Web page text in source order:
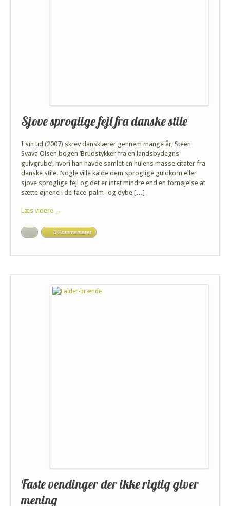
Sjove sproglige fejl fra danske stile
I sin tid (2007) skrev dansklærer gennem mange år, Steen
Svava Olsen bogen ’Brudstykker fra en landsbydegns
gulvgrube’, hvori han havde samlet en hulens masse citater fra
danske stile. Nogle ville kalde dem sproglige guldkorn eller
sjove sproglige fejl og det er intet mindre end en fornøjelse at
sætte øjnene i de face-palm- og dybe […]
Læs videre →
3 Kommentarer
Faste vendinger der ikke rigtig giver
mening